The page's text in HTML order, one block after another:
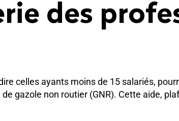
des
celles ayants moins de 15 salariés,
gazole non routier (GNR). Cette aide,